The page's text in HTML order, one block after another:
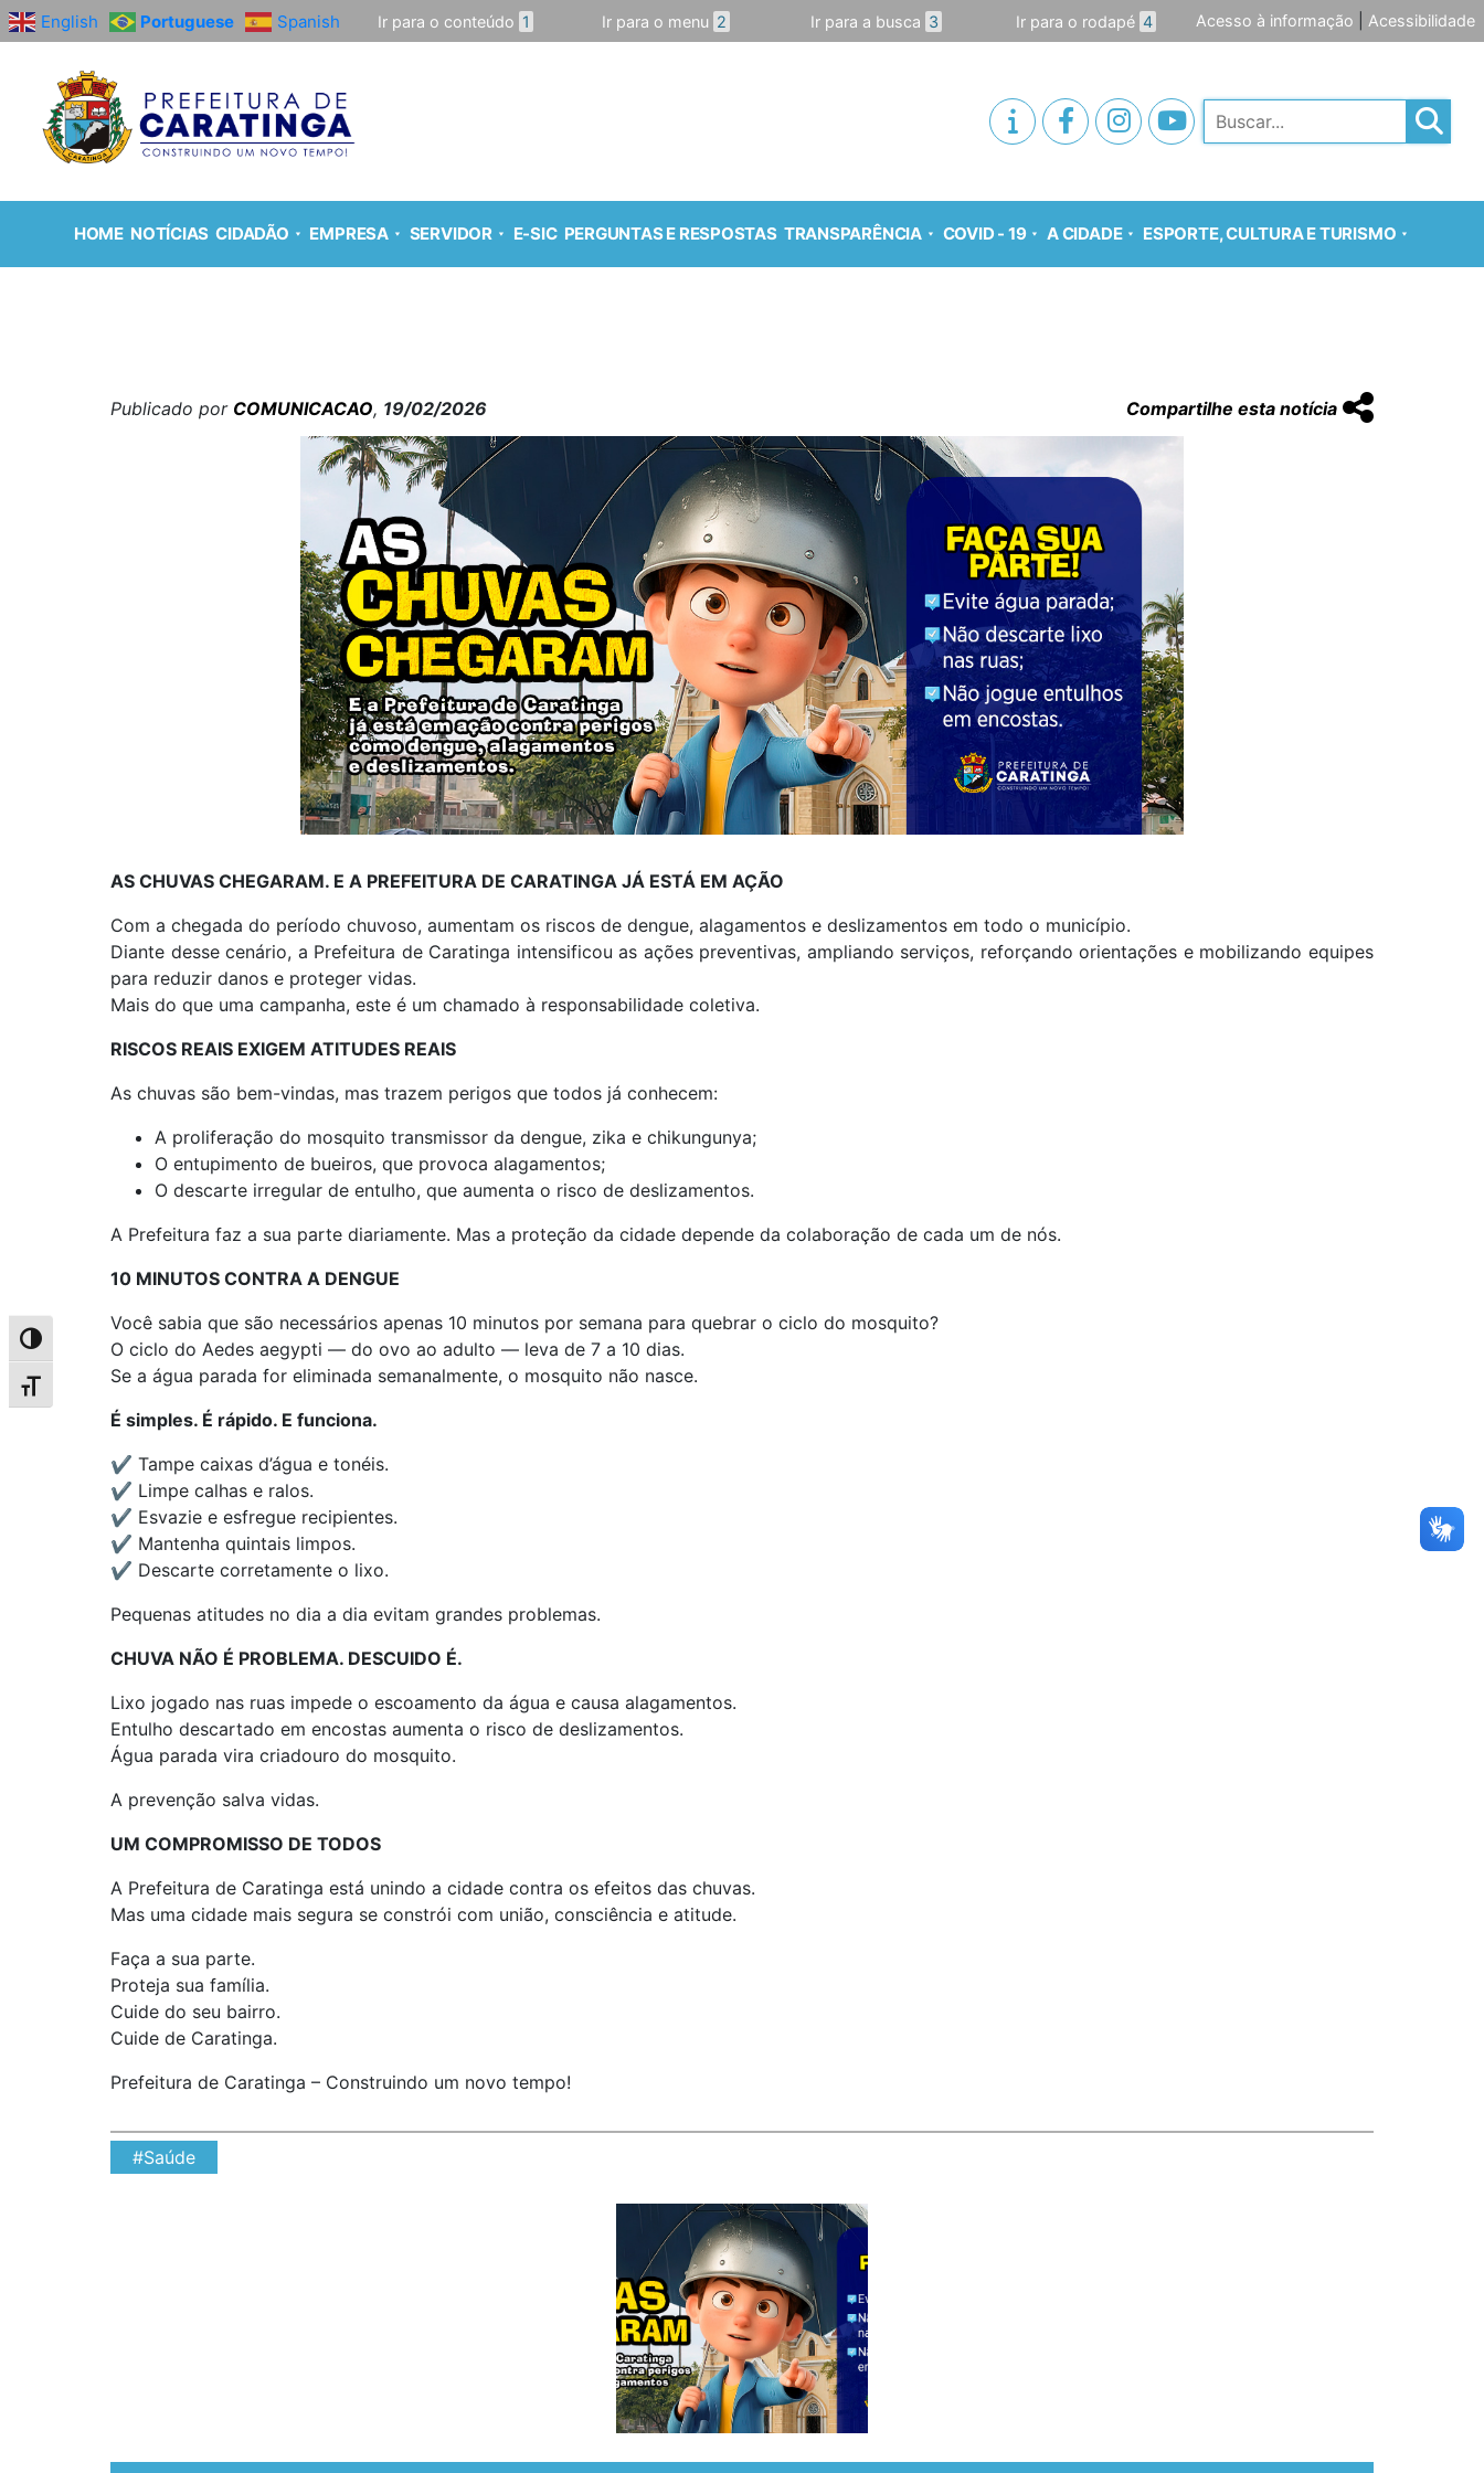
Alternar alto contraste
Alternar tamanho da fonte
English Portuguese Spanish Ir para o conteúdo 1 Ir para o menu 2 Ir para a busca 3 Ir para o rodapé 4 Acesso à informação Acessibilidade
Pesquisar
HOME NOTÍCIAS CIDADÃO EMPRESA SERVIDOR E-SIC PERGUNTAS E RESPOSTAS TRANSPARÊNCIA COVID - 19 A CIDADE ESPORTE, CULTURA E TURISMO
Publicado por COMUNICACAO, 19/02/2026 Compartilhe esta notícia
AS CHUVAS CHEGARAM. E A PREFEITURA DE CARATINGA JÁ ESTÁ EM AÇÃO
Com a chegada do período chuvoso, aumentam os riscos de dengue, alagamentos e deslizamentos em todo o município.
Diante desse cenário, a Prefeitura de Caratinga intensificou as ações preventivas, ampliando serviços, reforçando orientações e mobilizando equipes
para reduzir danos e proteger vidas.
Mais do que uma campanha, este é um chamado à responsabilidade coletiva.
RISCOS REAIS EXIGEM ATITUDES REAIS
As chuvas são bem-vindas, mas trazem perigos que todos já conhecem:
A proliferação do mosquito transmissor da dengue, zika e chikungunya;
O entupimento de bueiros, que provoca alagamentos;
O descarte irregular de entulho, que aumenta o risco de deslizamentos.
A Prefeitura faz a sua parte diariamente. Mas a proteção da cidade depende da colaboração de cada um de nós.
10 MINUTOS CONTRA A DENGUE
Você sabia que são necessários apenas 10 minutos por semana para quebrar o ciclo do mosquito?
O ciclo do Aedes aegypti — do ovo ao adulto — leva de 7 a 10 dias.
Se a água parada for eliminada semanalmente, o mosquito não nasce.
É simples. É rápido. E funciona.
✔ Tampe caixas d’água e tonéis.
✔ Limpe calhas e ralos.
✔ Esvazie e esfregue recipientes.
✔ Mantenha quintais limpos.
✔ Descarte corretamente o lixo.
Pequenas atitudes no dia a dia evitam grandes problemas.
CHUVA NÃO É PROBLEMA. DESCUIDO É.
Lixo jogado nas ruas impede o escoamento da água e causa alagamentos.
Entulho descartado em encostas aumenta o risco de deslizamentos.
Água parada vira criadouro do mosquito.
A prevenção salva vidas.
UM COMPROMISSO DE TODOS
A Prefeitura de Caratinga está unindo a cidade contra os efeitos das chuvas.
Mas uma cidade mais segura se constrói com união, consciência e atitude.
Faça a sua parte.
Proteja sua família.
Cuide do seu bairro.
Cuide de Caratinga.
Prefeitura de Caratinga – Construindo um novo tempo!
#Saúde